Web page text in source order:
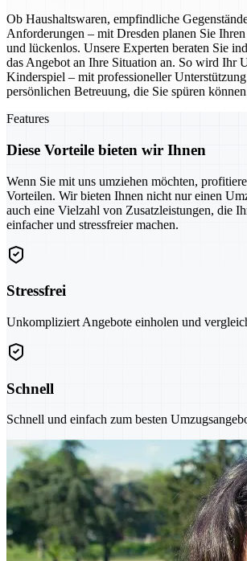
Ob Haushaltswaren, empfindliche
Anforderungen – mit Dresden planen Sie
und lückenlos. Unsere Experten beraten Sie
das Angebot an Ihre Situation an. So wird Ihr
Kinderspiel – mit professioneller
persönlichen Betreuung, die Sie spüren
Features
Diese Vorteile bieten wir Ihnen
Wenn Sie mit uns umziehen möchten,
Vorteilen. Wir bieten Ihnen nicht nur einen
auch eine Vielzahl von Zusatzleistungen, die
einfacher und stressfreier machen.
Stressfrei
Unkompliziert Angebote einholen und
Schnell
Schnell und einfach zum besten